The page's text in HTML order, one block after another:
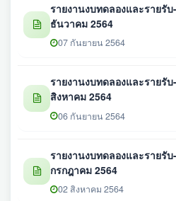
รายงานงบทดลองและรายรับ
ธันวาคม 2564
07 กันยายน 2564
รายงานงบทดลองและรายรับ
สิงหาคม 2564
06 กันยายน 2564
รายงานงบทดลองและรายรับ
กรกฎาคม 2564
02 สิงหาคม 2564